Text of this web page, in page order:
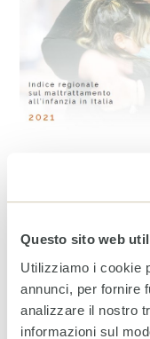
Questo sito web
Utilizziamo i cookie
annunci, per fornire
analizzare il nostro
informazioni sul
Il focus di analisi
salute mentale
dellaprofonda
Covid-19e il
necessita di essere
Scarica ilrapporto